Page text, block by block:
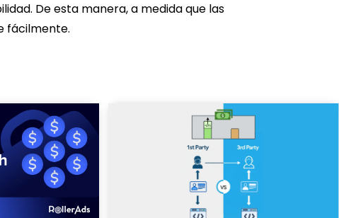
De esta manera, a medida que las
fácilmente.